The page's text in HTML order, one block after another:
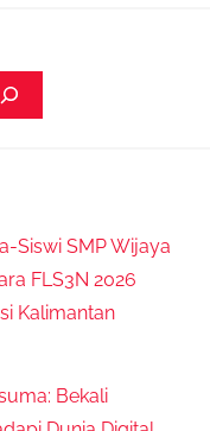
Siswi SMP Wijaya
FLS3N 2026
Kalimantan
Bekali